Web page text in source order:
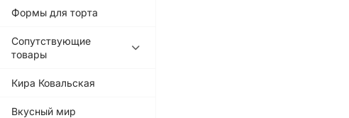
Формы для торта
Сопутствующие
товары
Кира Ковальская
Вкусный мир